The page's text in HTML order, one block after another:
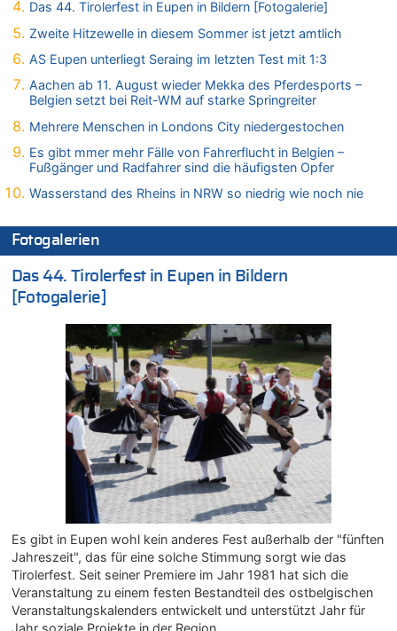
Politischer Eklat bei der Gedenkfeier in Marcinelle – Meloni:
LESERBRIEF – Für lokale, dezentrale Energieproduktion
08.08.2026 - 22:09 von Frage zu
Leipzig, Mechernich und die Frage: Wer steckt hinter den
Drohnen mit Strengstoff? War es Russland?
08.08.2026 - 22:07 von Shari zu
Belgier knackt Jackpot bei Lotterie EuroMillions und gewinnt
Leipzig, Mechernich und die Frage: Wer steckt hinter den
Drohnen mit Strengstoff? War es Russland?
08.08.2026 - 21:33 von Frage zu
Zwölf Jahre nach Aachener Bankraub: 70-Jähriger gefasst
08.08.2026 - 21:28 von Noah Parmentier zu
Leipzig, Mechernich und die Frage: Wer steckt hinter den
Drohnen mit Strengstoff? War es Russland?
08.08.2026 - 21:11 von Mungo zu
Leipzig, Mechernich und die Frage: Wer steckt hinter den
Drohnen mit Strengstoff? War es Russland?
08.08.2026 - 20:49 von Marcel Scholzen Eimerscheid zu
Leipzig, Mechernich und die Frage: Wer steckt hinter den
Drohnen mit Strengstoff? War es Russland?
08.08.2026 - 20:34 von Dax zu
Wasserstand des Rheins in NRW so niedrig wie noch nie
Leipzig, Mechernich und die Frage: Wer steckt hinter den
Drohnen mit Strengstoff? War es Russland?
08.08.2026 - 20:20 von Joseph Meyer zu
Leipzig, Mechernich und die Frage: Wer steckt hinter den
Drohnen mit Strengstoff? War es Russland?
Das 44. Tirolerfest in Eupen in Bildern [Fotogalerie]
Zweite Hitzewelle in diesem Sommer ist jetzt amtlich
AS Eupen unterliegt Seraing im letzten Test mit 1:3
Aachen ab 11. August wieder Mekka des Pferdesports –
Belgien setzt bei Reit-WM auf starke Springreiter
Mehrere Menschen in Londons City niedergestochen
Es gibt mmer mehr Fälle von Fahrerflucht in Belgien –
Fußgänger und Radfahrer sind die häufigsten Opfer
Wasserstand des Rheins in NRW so niedrig wie noch nie
Fotogalerien
Das 44. Tirolerfest in Eupen in Bildern
[Fotogalerie]
Es gibt in Eupen wohl kein anderes Fest außerhalb der "fünften
Jahreszeit", das für eine solche Stimmung sorgt wie das
Tirolerfest. Seit seiner Premiere im Jahr 1981 hat sich die
Veranstaltung zu einem festen Bestandteil des ostbelgischen
Veranstaltungskalenders entwickelt und unterstützt Jahr für
Jahr soziale Projekte in der Region.